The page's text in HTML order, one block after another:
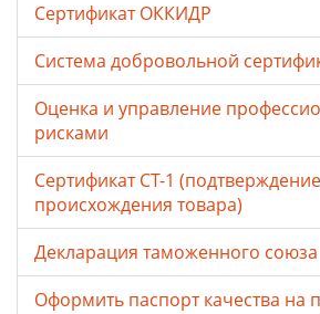
Сертификат ОККИДР
Система добровольной
Оценка и управление
рисками
Сертификат СТ-1 (подтверждение
происхождения товара)
Декларация таможенного союза
Оформить паспорт качества на